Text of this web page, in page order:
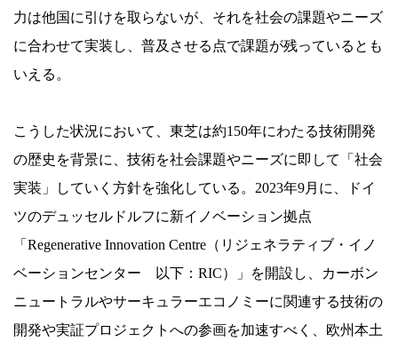
ィ
ブ」
で
り
込
む
力は他国に引けを取らないが、それを社会の課題やニーズ
に合わせて実装し、普及させる点で課題が残っているとも
いえる。
こうした状況において、東芝は約150年にわたる技術開発
の歴史を背景に、技術を社会課題やニーズに即して「社会
実装」していく方針を強化している。2023年9月に、ドイ
ツのデュッセルドルフに新イノベーション拠点
「Regenerative Innovation Centre（リジェネラティブ・イノ
ベーションセンター 以下：RIC）」を開設し、カーボン
ニュートラルやサーキュラーエコノミーに関連する技術の
開発や実証プロジェクトへの参画を加速すべく、欧州本土